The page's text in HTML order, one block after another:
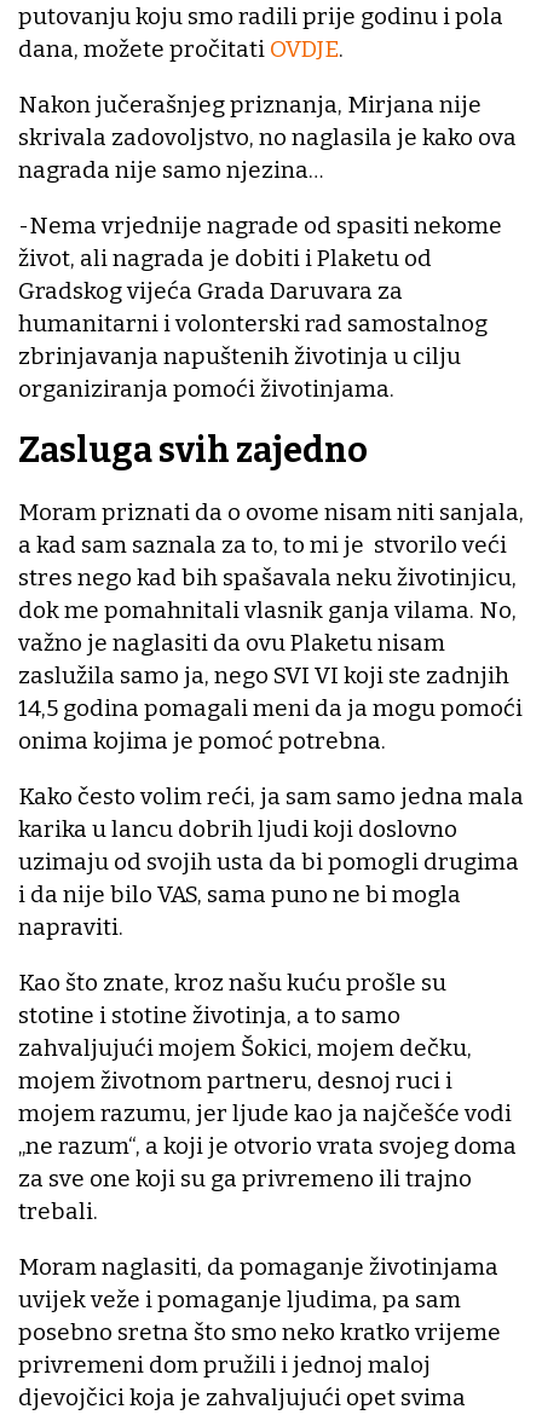
putovanju koju smo radili prije godinu i pola
dana, možete pročitati OVDJE.
Nakon jučerašnjeg priznanja, Mirjana nije
skrivala zadovoljstvo, no naglasila je kako ova
nagrada nije samo njezina…
-Nema vrjednije nagrade od spasiti nekome
život, ali nagrada je dobiti i Plaketu od
Gradskog vijeća Grada Daruvara za
humanitarni i volonterski rad samostalnog
zbrinjavanja napuštenih životinja u cilju
organiziranja pomoći životinjama.
Zasluga svih zajedno
Moram priznati da o ovome nisam niti sanjala,
a kad sam saznala za to, to mi je stvorilo veći
stres nego kad bih spašavala neku životinjicu,
dok me pomahnitali vlasnik ganja vilama. No,
važno je naglasiti da ovu Plaketu nisam
zaslužila samo ja, nego SVI VI koji ste zadnjih
14,5 godina pomagali meni da ja mogu pomoći
onima kojima je pomoć potrebna.
Kako često volim reći, ja sam samo jedna mala
karika u lancu dobrih ljudi koji doslovno
uzimaju od svojih usta da bi pomogli drugima
i da nije bilo VAS, sama puno ne bi mogla
napraviti.
Kao što znate, kroz našu kuću prošle su
stotine i stotine životinja, a to samo
zahvaljujući mojem Šokici, mojem dečku,
mojem životnom partneru, desnoj ruci i
mojem razumu, jer ljude kao ja najčešće vodi
„ne razum“, a koji je otvorio vrata svojeg doma
za sve one koji su ga privremeno ili trajno
trebali.
Moram naglasiti, da pomaganje životinjama
uvijek veže i pomaganje ljudima, pa sam
posebno sretna što smo neko kratko vrijeme
privremeni dom pružili i jednoj maloj
djevojčici koja je zahvaljujući opet svima